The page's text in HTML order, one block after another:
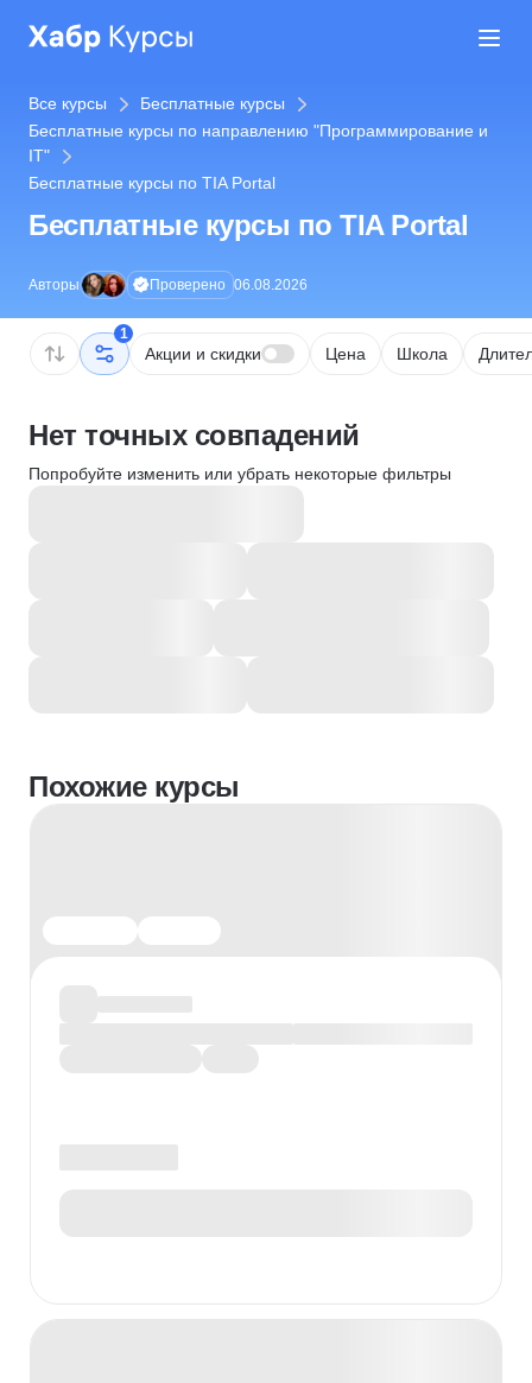
Все курсы
Бесплатные курсы
Бесплатные курсы по направлению "Программирование и
IT"
Бесплатные курсы по TIA Portal
Бесплатные курсы по TIA Portal
Авторы Проверено 06.08.2026
1
Акции и скидки Цена Школа
Нет точных совпадений
Попробуйте изменить или убрать некоторые фильтры
Похожие курсы